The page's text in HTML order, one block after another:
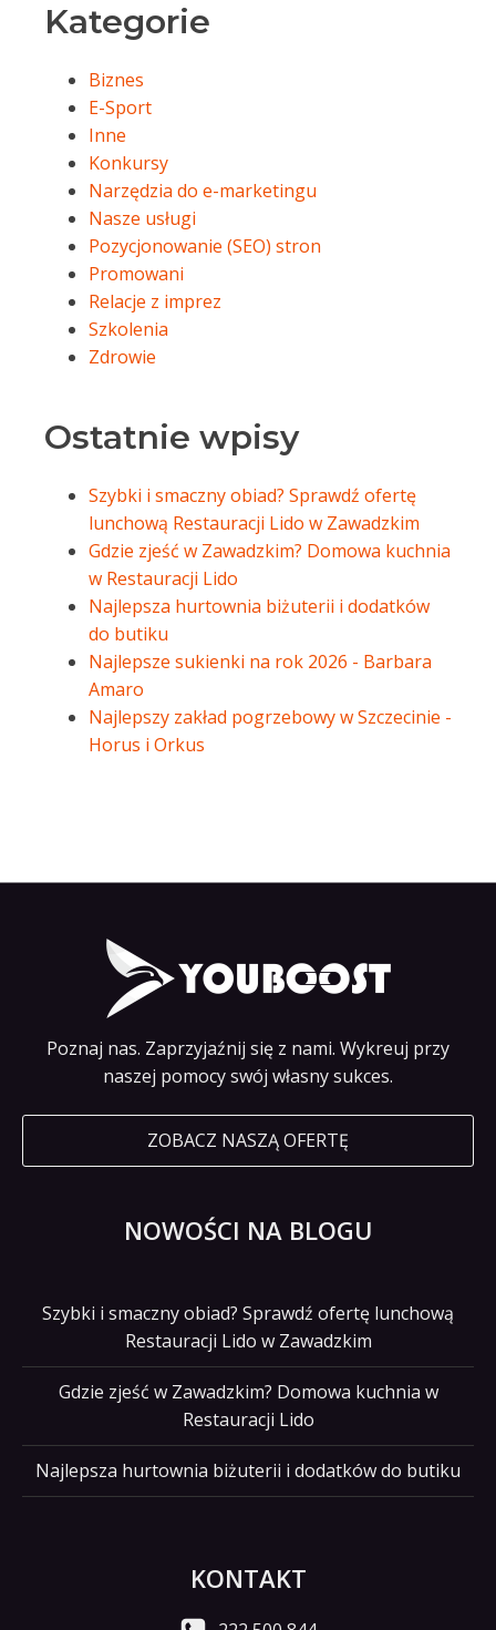
Kategorie
Biznes
E-Sport
Inne
Konkursy
Narzędzia do e-marketingu
Nasze usługi
Pozycjonowanie (SEO) stron
Promowani
Relacje z imprez
Szkolenia
Zdrowie
Ostatnie wpisy
Szybki i smaczny obiad? Sprawdź ofertę
lunchową Restauracji Lido w Zawadzkim
Gdzie zjeść w Zawadzkim? Domowa kuchnia
w Restauracji Lido
Najlepsza hurtownia biżuterii i dodatków
do butiku
Najlepsze sukienki na rok 2026 - Barbara
Amaro
Najlepszy zakład pogrzebowy w Szczecinie -
Horus i Orkus
Poznaj nas. Zaprzyjaźnij się z nami. Wykreuj przy
naszej pomocy swój własny sukces.
ZOBACZ NASZĄ OFERTĘ
NOWOŚCI NA BLOGU
Szybki i smaczny obiad? Sprawdź ofertę lunchową
Restauracji Lido w Zawadzkim
Gdzie zjeść w Zawadzkim? Domowa kuchnia w
Restauracji Lido
Najlepsza hurtownia biżuterii i dodatków do butiku
KONTAKT